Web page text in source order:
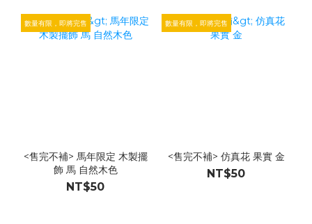
數量有限，即將完售
<售完不補> 馬年限定 木製擺
飾 馬 自然木色
NT$50
數量有限，即將完售
<售完不補> 仿真花 果實 金
NT$50